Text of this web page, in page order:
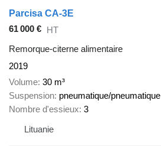
Parcisa CA-3E
61 000 € HT
Remorque-citerne alimentaire
2019
Volume 30 m³
Suspension pneumatique/pneumatique
Nombre d'essieux 3
Lituanie